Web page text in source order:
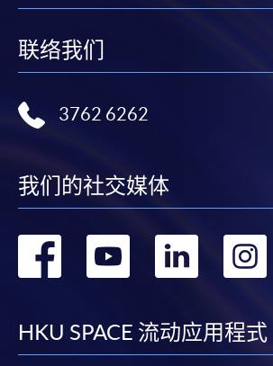
联络我们
3762 6262
我们的社交媒体
转
facebook
转
youtube
转
HKU SPACE 流动应用程式